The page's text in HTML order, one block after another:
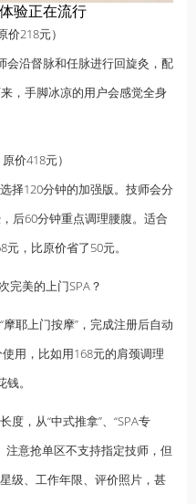
验正在流行
218元）
会沿督脉和任脉进行回旋灸，配
，手脚冰凉的用户会感觉全身
价418元）
择120分钟的加强版。技师会分
后60分钟重点调理腰腹。适合
，比原价省了50元。
完美的上门SPA？
耶上门按摩”，完成注册后自动
用，比如用168元的肩颈调理
。
，从“中式推拿”、“SPA专
注意抢单区不支持指定技师，但
级、工作年限、评价照片，甚